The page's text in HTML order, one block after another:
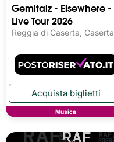
Gemitaiz - Elsewhere -
Live Tour 2026
Reggia di Caserta, Caserta
Musica